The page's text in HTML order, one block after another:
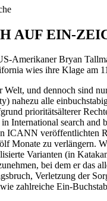
AUF EIN-
Amerikaner Bryan
wies ihre Klage am
Welt, und dennoch sind
nahezu alle
prioritätsälterer
International search
ICANN veröffentlichten
Monate zu verlängern.
Varianten (in
bei dem er
Verletzung der
zahlreiche Ein-